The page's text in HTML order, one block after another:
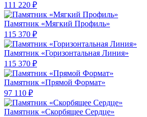
111 220 ₽
Памятник «Мягкий Профиль»
115 370 ₽
Памятник «Горизонтальная Линия»
115 370 ₽
Памятник «Прямой Формат»
97 110 ₽
Памятник «Скорбящее Сердце»